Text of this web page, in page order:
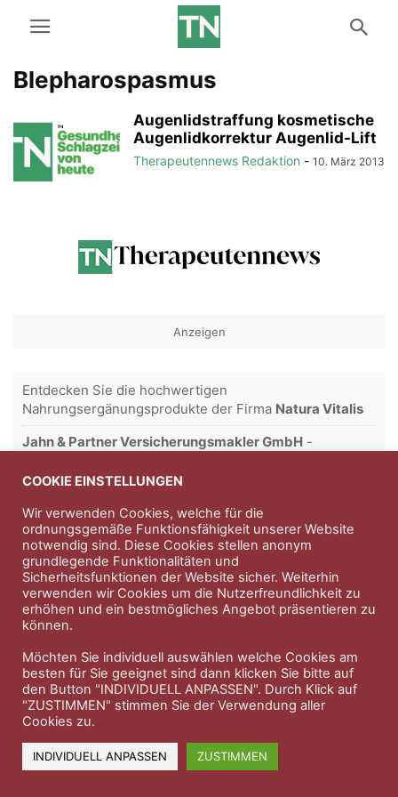
Blepharospasmus
Augenlidstraffung kosmetische
Augenlidkorrektur Augenlid-Lift
Therapeutennews Redaktion - 10. März 2013
Anzeigen
Entdecken Sie die hochwertigen
Nahrungsergänungsprodukte der Firma Natura Vitalis
Jahn & Partner Versicherungsmakler GmbH -
Professioneller Rundumschutz seit über 30 Jahren.
Impressum Nutzungsbedingungen
Datenschutzerklärung Therapeutenkatalog Über uns
COOKIE EINSTELLUNGEN
Wir verwenden Cookies, welche für die
ordnungsgemäße Funktionsfähigkeit unserer Website
notwendig sind. Diese Cookies stellen anonym
grundlegende Funktionalitäten und
Sicherheitsfunktionen der Website sicher. Weiterhin
verwenden wir Cookies um die Nutzerfreundlichkeit zu
erhöhen und ein bestmögliches Angebot präsentieren zu
können.
Möchten Sie individuell auswählen welche Cookies am
besten für Sie geeignet sind dann klicken Sie bitte auf
den Button "INDIVIDUELL ANPASSEN". Durch Klick auf
"ZUSTIMMEN" stimmen Sie der Verwendung aller
Cookies zu.
INDIVIDUELL ANPASSEN ZUSTIMMEN